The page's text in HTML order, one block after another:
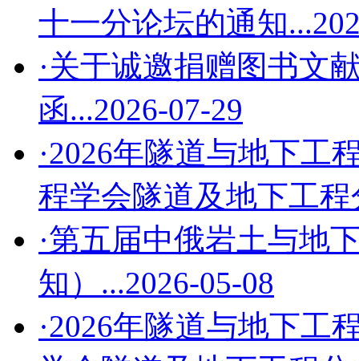
十一分论坛的通知...
·关于诚邀捐赠图书文
函...2026-07-29
·2026年隧道与地下工
程学会隧道及地下工
·第五届中俄岩土与地
知）...2026-05-08
·2026年隧道与地下工